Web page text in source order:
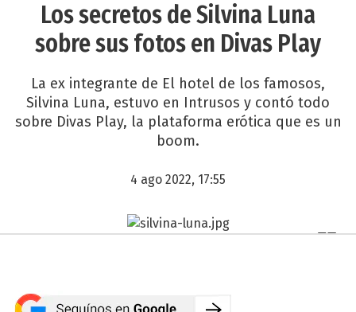
Los secretos de Silvina Luna
sobre sus fotos en Divas Play
La ex integrante de El hotel de los famosos,
Silvina Luna, estuvo en Intrusos y contó todo
sobre Divas Play, la plataforma erótica que es un
boom.
4 ago 2022, 17:55